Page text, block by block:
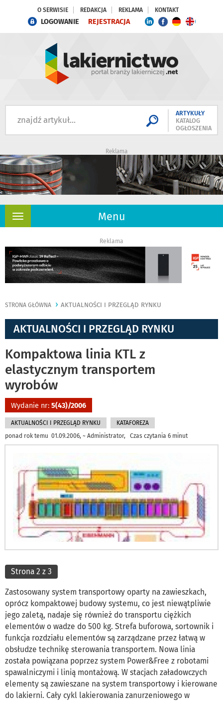
O SERWISIE REDAKCJA REKLAMA KONTAKT
LOGOWANIE REJESTRACJA
ARTYKUŁY
KATALOG
OGŁOSZENIA
Reklama
Menu
Rozwiń
Reklama
STRONA GŁÓWNA AKTUALNOŚCI I PRZEGLĄD RYNKU
AKTUALNOŚCI I PRZEGLĄD RYNKU
Kompaktowa linia KTL z
elastycznym transportem
wyrobów
Wydanie nr: 5(43)/2006
AKTUALNOŚCI I PRZEGLĄD RYNKU
KATAFOREZA
ponad rok temu 01.09.2006, ~ Administrator, Czas czytania 6 minut
Strona 2 z 3
Zastosowany system transportowy oparty na zawieszkach,
oprócz kompaktowej budowy systemu, co jest niewątpliwie
jego zaletą, nadaje się również do transportu ciężkich
elementów o wadze do 500 kg. Strefa buforowa, sortownik i
funkcja rozdziału elementów są zarządzane przez łatwą w
obsłudze technikę sterowania transportem. Nowa linia
została powiązana poprzez system Power&Free z robotami
spawalniczymi i linią montażową. W stacjach załadowczych
elementy są zawieszane na system transportowy i kierowane
do lakierni. Cały cykl lakierowania zanurzeniowego w